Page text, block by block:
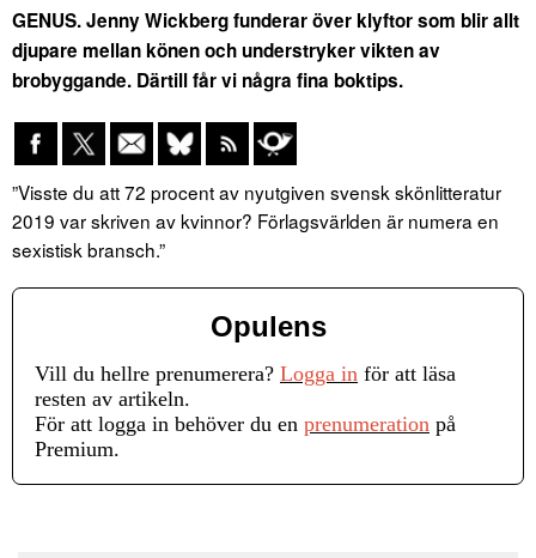
GENUS. Jenny Wickberg funderar över klyftor som blir allt
djupare mellan könen och understryker vikten av
brobyggande. Därtill får vi några fina boktips.
”Visste du att 72 procent av nyutgiven svensk skönlitteratur
2019 var skriven av kvinnor? Förlagsvärlden är numera en
sexistisk bransch.”
Opulens
Vill du hellre prenumerera? Logga in för att läsa
resten av artikeln.
För att logga in behöver du en prenumeration på
Premium.